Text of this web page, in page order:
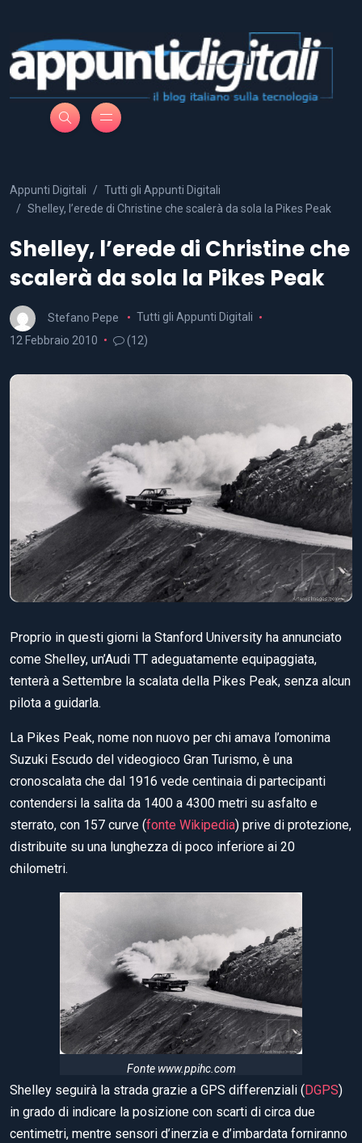
Appunti Digitali
Tutti gli Appunti Digitali
Shelley, l’erede di Christine che scalerà da sola la Pikes Peak
Shelley, l’erede di Christine che
scalerà da sola la Pikes Peak
Stefano Pepe
Tutti gli Appunti Digitali
12 Febbraio 2010
(12)
Proprio in questi giorni la Stanford University ha annunciato
come Shelley, un’Audi TT adeguatamente equipaggiata,
tenterà a Settembre la scalata della Pikes Peak, senza alcun
pilota a guidarla.
La Pikes Peak, nome non nuovo per chi amava l’omonima
Suzuki Escudo del videogioco Gran Turismo, è una
cronoscalata che dal 1916 vede centinaia di partecipanti
contendersi la salita da 1400 a 4300 metri su asfalto e
sterrato, con 157 curve (fonte Wikipedia) prive di protezione,
distribuite su una lunghezza di poco inferiore ai 20
chilometri.
Fonte www.ppihc.com
Shelley seguirà la strada grazie a GPS differenziali ( DGPS)
in grado di indicare la posizione con scarti di circa due
centimetri, mentre sensori d’inerzia e d’imbardata forniranno